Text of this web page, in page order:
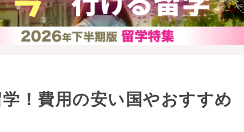
！費用の安い国やおすすめ